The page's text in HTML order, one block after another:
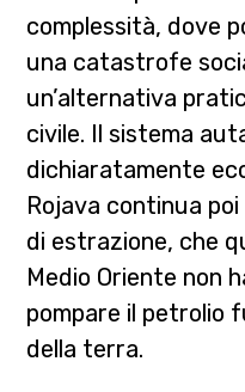
complessità, dove
una catastrofe
un’alternativa
civile. Il sistema
dichiaratamente
Rojava continua
di estrazione, che
Medio Oriente non
pompare il petrolio
della terra.